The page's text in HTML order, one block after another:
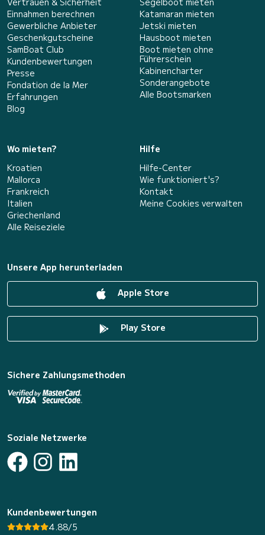
Einnahmen berechnen
Gewerbliche Anbieter
Geschenkgutscheine
SamBoat Club
Kundenbewertungen
Presse
Fondation de la Mer
Erfahrungen
Blog
Katamaran mieten
Jetski mieten
Hausboot mieten
Boot mieten ohne
Führerschein
Kabinencharter
Sonderangebote
Alle Bootsmarken
Wo mieten?
Kroatien
Mallorca
Frankreich
Italien
Griechenland
Alle Reiseziele
Hilfe
Hilfe-Center
Wie funktioniert's?
Kontakt
Meine Cookies verwalten
Unsere App herunterladen
Apple Store
Play Store
Sichere Zahlungsmethoden
Soziale Netzwerke
Kundenbewertungen
4.88/5